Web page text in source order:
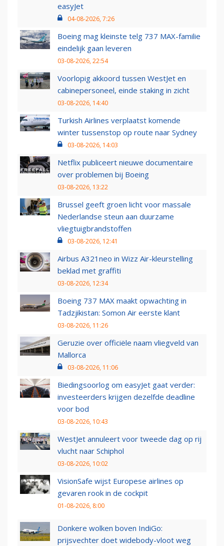
easyJet
04-08-2026, 7:26
Boeing mag kleinste telg 737 MAX-familie
eindelijk gaan leveren
03-08-2026, 22:54
Voorlopig akkoord tussen WestJet en
cabinepersoneel, einde staking in zicht
03-08-2026, 14:40
Turkish Airlines verplaatst komende
winter tussenstop op route naar Sydney
03-08-2026, 14:03
Netflix publiceert nieuwe documentaire
over problemen bij Boeing
03-08-2026, 13:22
Brussel geeft groen licht voor massale
Nederlandse steun aan duurzame
vliegtuigbrandstoffen
03-08-2026, 12:41
Airbus A321neo in Wizz Air-kleurstelling
beklad met graffiti
03-08-2026, 12:34
Boeing 737 MAX maakt opwachting in
Tadzjikistan: Somon Air eerste klant
03-08-2026, 11:26
Geruzie over officiële naam vliegveld van
Mallorca
03-08-2026, 11:06
Biedingsoorlog om easyJet gaat verder:
investeerders krijgen dezelfde deadline
voor bod
03-08-2026, 10:43
WestJet annuleert voor tweede dag op rij
vlucht naar Schiphol
03-08-2026, 10:02
VisionSafe wijst Europese airlines op
gevaren rook in de cockpit
01-08-2026, 8:00
Donkere wolken boven IndiGo:
prijsvechter doet widebody-vloot weg